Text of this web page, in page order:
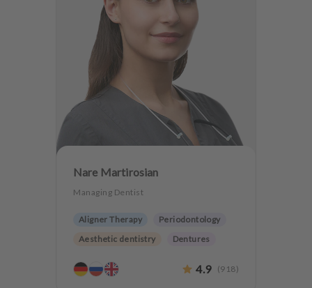
Nare Martirosian
Managing Dentist
Aligner Therapy
Periodontology
Aesthetic dentistry
Dentures
Anxiety Patients
4.9 (918)